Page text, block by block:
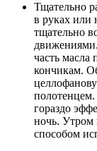
Тщательно
в руках или
тщательно
часть масла
кончикам.
гораздо
ночь.
способом